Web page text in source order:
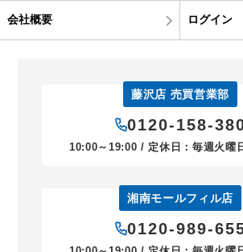
会社概要 ログイン
藤沢店 売買営業部
0120-158-
10:00～19:00 / 定休日：毎週火曜
湘南モールフィル店
0120-989-